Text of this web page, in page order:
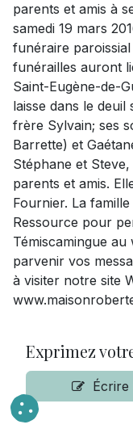
parents et amis à
samedi 19 mars
funéraire
funérailles auront
Saint-Eugène-de-
laisse dans le
frère Sylvain; ses
Barrette) et
Stéphane et
parents et amis.
Fournier. La
Ressource pour
Témiscamingue
parvenir vos
à visiter notre site
Exprimez
Écrire